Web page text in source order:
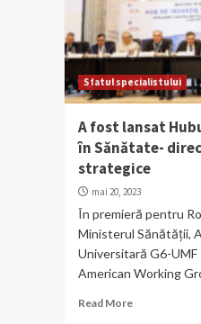
Sfatul specialistului
A fost lansat
în Sănătate-
strategice
mai 20, 2023
În premieră pentru
Ministerul Sănătății,
Universitară G6-UMF
American Working
Read More